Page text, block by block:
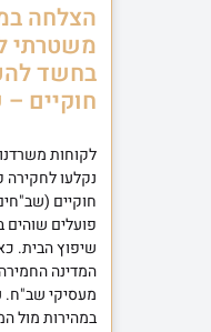
הצלחה
משטרתי
בחשד
חוקיים
לקוחות
נקלעו
חוקיים
פועלים שוהים
שיפוץ הבית.
המדינה
מעסיקי שב"ח.
במהירות מול